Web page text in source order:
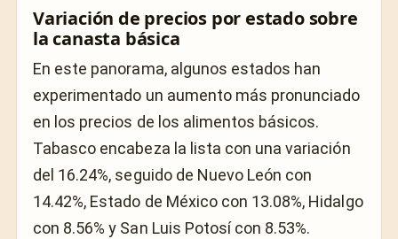
Variación de precios por estado sobre
la canasta básica
En este panorama, algunos estados han
experimentado un aumento más pronunciado
en los precios de los alimentos básicos.
Tabasco encabeza la lista con una variación
del 16.24%, seguido de Nuevo León con
14.42%, Estado de México con 13.08%, Hidalgo
con 8.56% y San Luis Potosí con 8.53%.